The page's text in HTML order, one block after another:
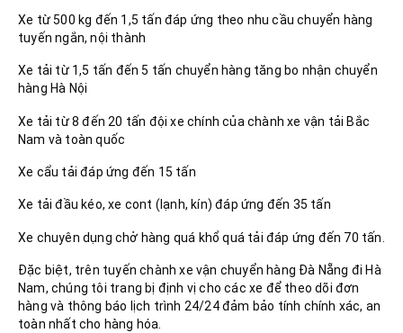
Xe từ 500 kg đến 1,5 tấn đáp ứng theo nhu cầu chuyển hàng
tuyến ngắn, nội thành
Xe tải từ 1,5 tấn đến 5 tấn chuyển hàng tăng bo nhận chuyển
hàng Hà Nội
Xe tải từ 8 đến 20 tấn đội xe chính của chành xe vận tải Bắc
Nam và toàn quốc
Xe cẩu tải đáp ứng đến 15 tấn
Xe tải đầu kéo, xe cont (lạnh, kín) đáp ứng đến 35 tấn
Xe chuyên dụng chở hàng quá khổ quá tải đáp ứng đến 70 tấn.
Đặc biệt, trên tuyến chành xe vận chuyển hàng Đà Nẵng đi Hà
Nam, chúng tôi trang bị định vị cho các xe để theo dõi đơn
hàng và thông báo lịch trình 24/24 đảm bảo tính chính xác, an
toàn nhất cho hàng hóa.